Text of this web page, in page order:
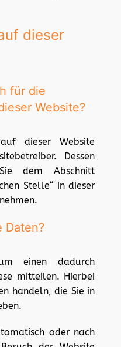
dieser
für die
Website?
dieser Website
Dessen
dem Abschnitt
Stelle“ in dieser
Daten?
einen dadurch
mitteilen. Hierbei
handeln, die Sie in
oder nach